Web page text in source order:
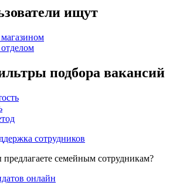
ищут
подбора вакансий
сотрудников
семейным сотрудникам?
онлайн